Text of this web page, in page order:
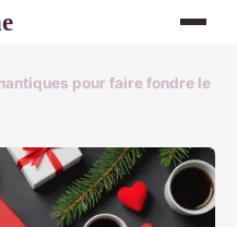
pour faire fondre le